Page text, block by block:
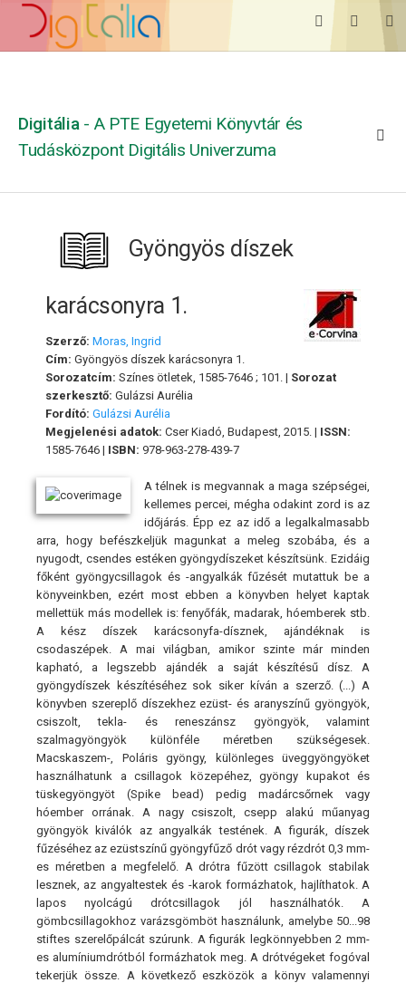
Digitália - A PTE Egyetemi Könyvtár és
Tudásközpont Digitális Univerzuma
Gyöngyös díszek
karácsonyra 1.
Szerző: Moras, Ingrid
Cím: Gyöngyös díszek karácsonyra 1.
Sorozatcím: Színes ötletek, 1585-7646 ; 101. | Sorozat
szerkesztő: Gulázsi Aurélia
Fordító: Gulázsi Aurélia
Megjelenési adatok: Cser Kiadó, Budapest, 2015. | ISSN:
1585-7646 | ISBN: 978-963-278-439-7
A télnek is megvannak a maga szépségei,
kellemes percei, mégha odakint zord is az
időjárás. Épp ez az idő a legalkalmasabb
arra, hogy befészkeljük magunkat a meleg szobába, és a
nyugodt, csendes estéken gyöngydíszeket készítsünk. Ezidáig
főként gyöngycsillagok és -angyalkák fűzését mutattuk be a
könyveinkben, ezért most ebben a könyvben helyet kaptak
mellettük más modellek is: fenyőfák, madarak, hóemberek stb.
A kész díszek karácsonyfa-dísznek, ajándéknak is
csodaszépek. A mai világban, amikor szinte már minden
kapható, a legszebb ajándék a saját készítésű dísz. A
gyöngydíszek készítéséhez sok siker kíván a szerző. (...) A
könyvben szereplő díszekhez ezüst- és aranyszínű gyöngyök,
csiszolt, tekla- és reneszánsz gyöngyök, valamint
szalmagyöngyök különféle méretben szükségesek.
Macskaszem-, Poláris gyöngy, különleges üveggyöngyöket
használhatunk a csillagok közepéhez, gyöngy kupakot és
tüskegyöngyöt (Spike bead) pedig madárcsőrnek vagy
hóember orrának. A nagy csiszolt, csepp alakú műanyag
gyöngyök kiválók az angyalkák testének. A figurák, díszek
fűzéséhez az ezüstszínű gyöngyfűző drót vagy rézdrót 0,3 mm-
es méretben a megfelelő. A drótra fűzött csillagok stabilak
lesznek, az angyaltestek és -karok formázhatok, hajlíthatok. A
lapos nyolcágú drótcsillagok jól használhatók. A
gömbcsillagokhoz varázsgömböt használunk, amelybe 50...98
stiftes szerelőpálcát szúrunk. A figurák legkönnyebben 2 mm-
es alumíniumdrótból formázhatok meg. A drótvégeket fogóval
tekerjük össze. A következő eszközök a könyv valamennyi